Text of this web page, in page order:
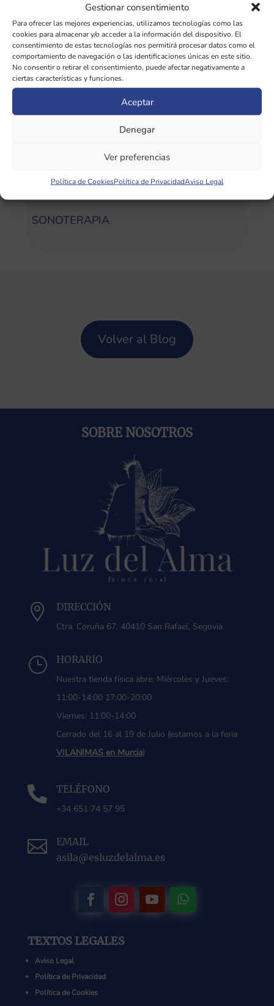
Gestionar consentimiento
Para ofrecer las mejores experiencias, utilizamos tecnologías como las
cookies para almacenar y/o acceder a la información del dispositivo. El
consentimiento de estas tecnologías nos permitirá procesar datos como el
comportamiento de navegación o las identificaciones únicas en este sitio.
No consentir o retirar el consentimiento, puede afectar negativamente a
ciertas características y funciones.
Aceptar
Denegar
Ver preferencias
Política de CookiesPolítica de PrivacidadAviso Legal
Ultimas Entradas
Diapasones binaurales: guía completa de
las 5 frecuencias cerebrales y sus
beneficios
¿Qué importancia tiene la afinación de
diapasones en sonoterapia?
Categorías
SONOTERAPIA
Volver al Blog
SOBRE NOSOTROS
 DIRECCIÓN
Ctra. Coruña 67, 40410 San Rafael, Segovia
} HORARIO
Nuestra tienda física abre: Miércoles y Jueves:
11:00-14:00 17:00-20:00
Viernes: 11:00-14:00
Cerrado del 16 al 19 de Julio (estamos a la feria
VILANIMAS en Murcia)
 TELÉFONO
+34 651 74 57 95

EMAIL
asila@esluzdelalma.es
TEXTOS LEGALES
Aviso Legal
Política de Privacidad
Política de Cookies